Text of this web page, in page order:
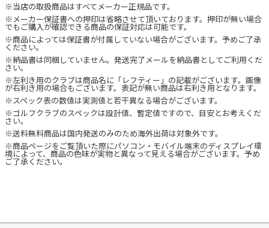
※当店の取扱商品はすべてメーカー正規品です。
※メーカー保証書への押印は省略させて頂いております。押印が無い場合
でもご購入が確認できる商品の保証対応は可能です。
※商品によっては保証書が付属していない場合がございます。予めご了承
ください。
※納品書は同梱していません。発送完了メールを納品書としてご利用くだ
さい。
※左利き用のクラブは商品名に「レフティー」の記載がございます。画像
が右利き用の場合もございます。表記が無い商品は右利き用となります。
※スペック表の数値は実測値と若干異なる場合がございます。
※ゴルフクラブのスペックは設計値、暫定値ですので、目安とお考えくだ
さい。
※送料無料商品は国内発送のみのため海外出荷は対象外です。
※商品ページをご覧頂いた際にパソコン・モバイル端末のディスプレイ環
境によって、商品の色味が実物と異なって見える場合がございます。予め
ご了承ください。